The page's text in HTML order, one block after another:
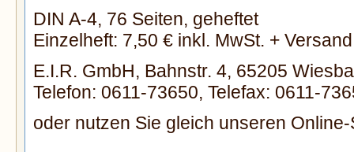
DIN A-4, 76 Seiten, geheftet
Einzelheft: 7,50 € inkl. MwSt. + Versand
E.I.R. GmbH, Bahnstr. 4, 65205
Telefon: 0611-73650, Telefax: 0611-
oder nutzen Sie gleich unseren